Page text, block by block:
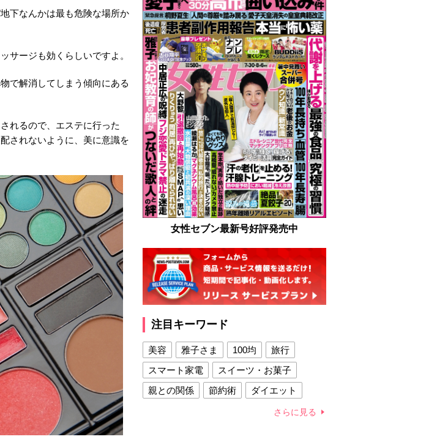
下なんかは最も危険な場所か
サージも効くらしいですよ。
で解消してしまう傾向にある
れるので、エステに行った
されないように、美に意識を
女性セブン最新号好評発売中
注目キーワード
美容 雅子さま 100均
旅行
スマート家電
スイーツ・お菓子
親との関係
節約術
ダイエット
さらに見る